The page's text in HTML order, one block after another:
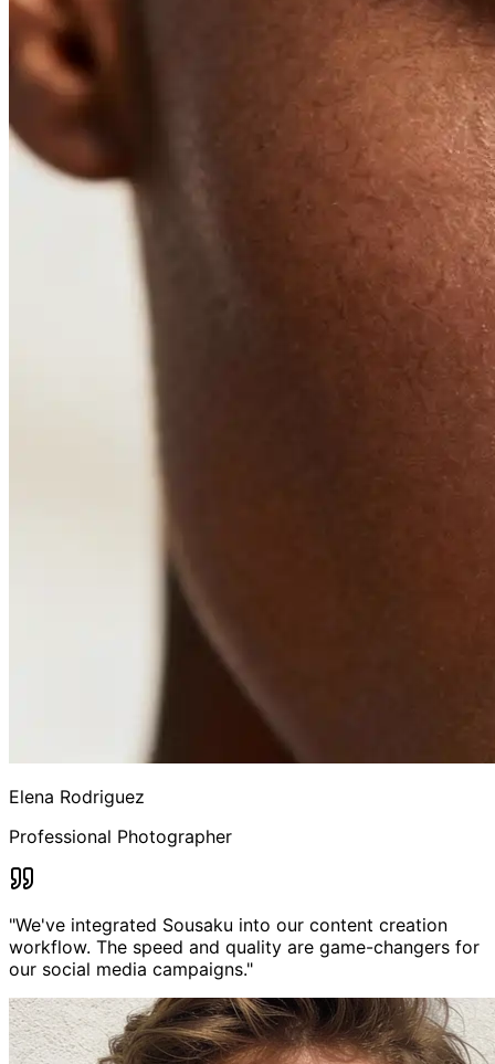
Elena Rodriguez
Professional Photographer
"We've integrated Sousaku into our content creation
workflow. The speed and quality are game-changers for
our social media campaigns."